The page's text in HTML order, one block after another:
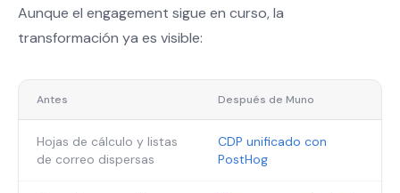
Aunque el engagement sigue en curso, la
transformación ya es visible:
Antes Después de Muno
Hojas de cálculo y listas
de correo dispersas
CDP unificado con
PostHog